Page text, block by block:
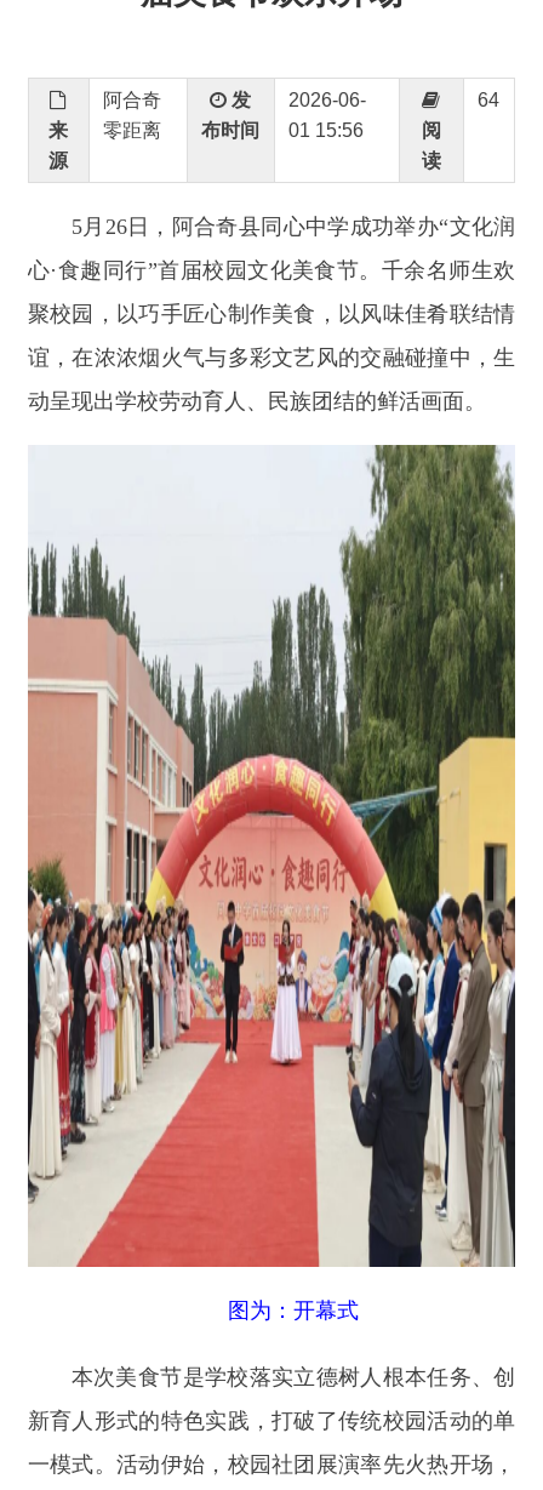
阿合奇
发
2026-06-
5 26日，阿合奇县同心中学成功举办
文化润
·食趣同行
首届校园文化美食节。千余名师生欢
谊，在浓浓烟火气与多彩文艺风的交融碰撞中，生
动呈现出学校劳动育人、民族团结的鲜活画面。
本次美食节是学校落实立德树人根本任务、创
新育人形式的特色实践，打破了传统校园活动的单
一模式。活动伊始，校园社团展演率先火热开场，
灵动的舞蹈、悠扬的声乐、活力的现代舞等精彩节
目轮番上演，瞬间点燃现场氛围。开幕式上，校领
券，暖心举措赢得全场阵阵掌声。